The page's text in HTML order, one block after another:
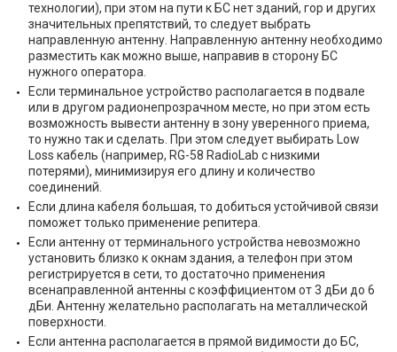
технологии), при этом на пути к БС нет зданий, гор и других
значительных препятствий, то следует выбрать
направленную антенну. Направленную антенну необходимо
разместить как можно выше, направив в сторону БС
нужного оператора.
Если терминальное устройство располагается в подвале
или в другом радионепрозрачном месте, но при этом есть
возможность вывести антенну в зону уверенного приема,
то нужно так и сделать. При этом следует выбирать Low
Loss кабель (например, RG-58 RadioLab с низкими
потерями), минимизируя его длину и количество
соединений.
Если длина кабеля большая, то добиться устойчивой связи
поможет только применение репитера.
Если антенну от терминального устройства невозможно
установить близко к окнам здания, а телефон при этом
регистрируется в сети, то достаточно применения
всенаправленной антенны с коэффициентом от 3 дБи до 6
дБи. Антенну желательно располагать на металлической
поверхности.
Если антенна располагается в прямой видимости до БС,